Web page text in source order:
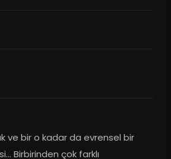
ve bir o kadar da evrensel bir
Birbirinden çok farklı